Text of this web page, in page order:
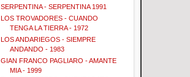
SERPENTINA - SERPENTINA 1991
LOS TROVADORES - CUANDO
TENGA LA TIERRA - 1972
LOS ANDARIEGOS - SIEMPRE
ANDANDO - 1983
GIAN FRANCO PAGLIARO - AMANTE
MIA - 1999